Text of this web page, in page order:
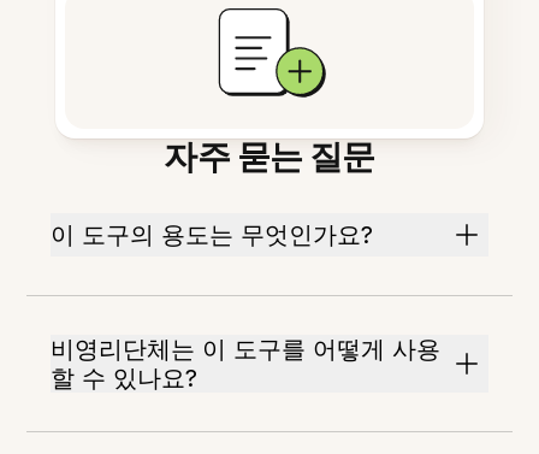
자주 묻는 질문
이 도구의 용도는 무엇인가요?
비영리단체는 이 도구를 어떻게 사용
할 수 있나요?